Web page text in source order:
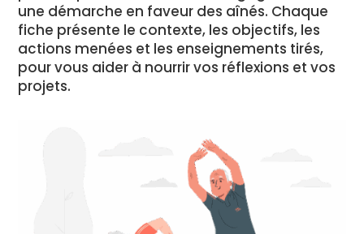
une démarche en faveur des aînés. Chaque
fiche présente le contexte, les objectifs, les
actions menées et les enseignements tirés,
pour vous aider à nourrir vos réflexions et vos
projets.